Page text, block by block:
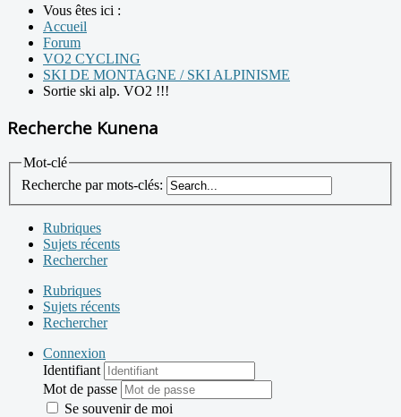
Vous êtes ici :
Accueil
Forum
VO2 CYCLING
SKI DE MONTAGNE / SKI ALPINISME
Sortie ski alp. VO2 !!!
Recherche Kunena
Mot-clé
Recherche par mots-clés:
Rubriques
Sujets récents
Rechercher
Rubriques
Sujets récents
Rechercher
Connexion
Identifiant
Mot de passe
Se souvenir de moi